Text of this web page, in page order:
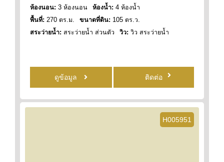
ห้องนอน: 3 ห้องนอน ห้องน้ำ: 4 ห้องน้ำ
พื้นที่: 270 ตร.ม. ขนาดที่ดิน: 105 ตร.ว.
สระว่ายน้ำ: สระว่ายน้ำ ส่วนตัว วิว: วิว สระว่ายน้ำ
ดูข้อมูล ติดต่อ
H005951